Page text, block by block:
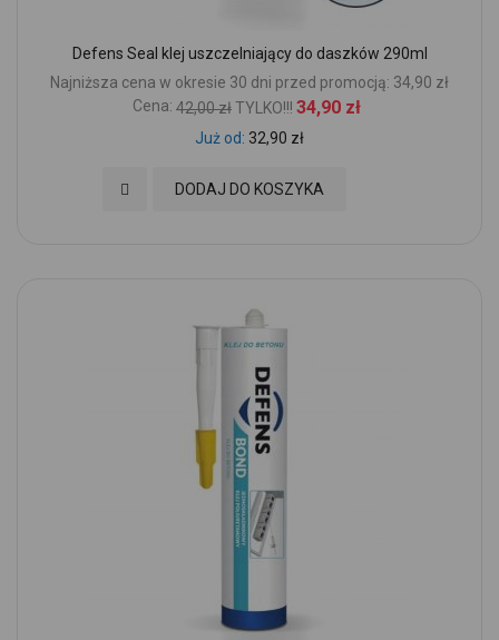
Defens Seal klej uszczelniający do daszków 290ml
Najniższa cena w okresie 30 dni przed promocją: 34,90 zł
Cena: 42,00 złTYLKO!!! 34,90 zł
Już od 32,90 zł
DODAJ DO KOSZYKA
Dodaj do Ulubionych